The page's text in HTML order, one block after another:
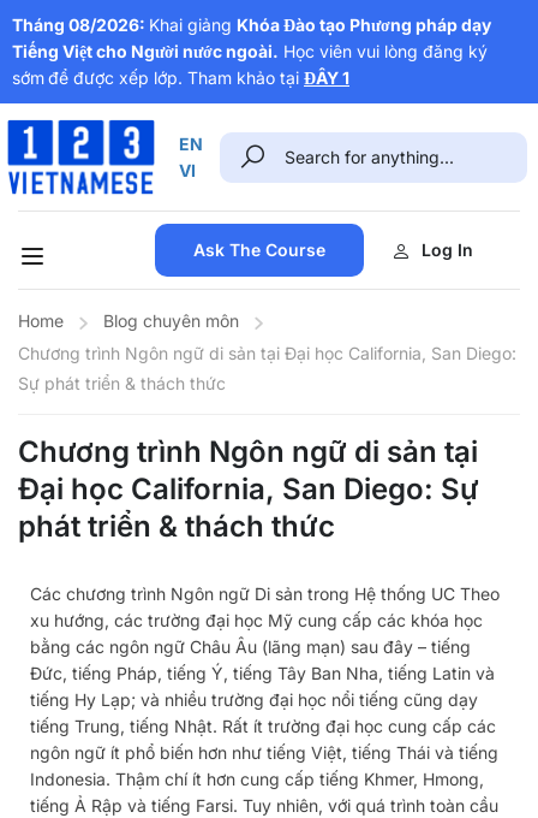
Tháng 08/2026: Khai giảng Khóa Đào tạo Phương pháp dạy
Tiếng Việt cho Người nước ngoài. Học viên vui lòng đăng ký
sớmđể được xếp lớp. Tham khảo tại ĐÂY 1
EN
VI
Ask The Course Log In
Home
Blog chuyên môn
Chương trình Ngôn ngữ di sản tại Đại học California, San Diego:
Sự phát triển & thách thức
Chương trình Ngôn ngữ di sản tại
Đại học California, San Diego: Sự
phát triển & thách thức
Các chương trình Ngôn ngữ Di sản trong Hệ thống UC Theo
xu hướng, các trường đại học Mỹ cung cấp các khóa học
bằng các ngôn ngữ Châu Âu (lãng mạn) sau đây – tiếng
Đức, tiếng Pháp, tiếng Ý, tiếng Tây Ban Nha, tiếng Latin và
tiếng Hy Lạp; và nhiều trường đại học nổi tiếng cũng dạy
tiếng Trung, tiếng Nhật. Rất ít trường đại học cung cấp các
ngôn ngữ ít phổ biến hơn như tiếng Việt, tiếng Thái và tiếng
Indonesia. Thậm chí ít hơn cung cấp tiếng Khmer, Hmong,
tiếng Ả Rập và tiếng Farsi. Tuy nhiên, với quá trình toàn cầu